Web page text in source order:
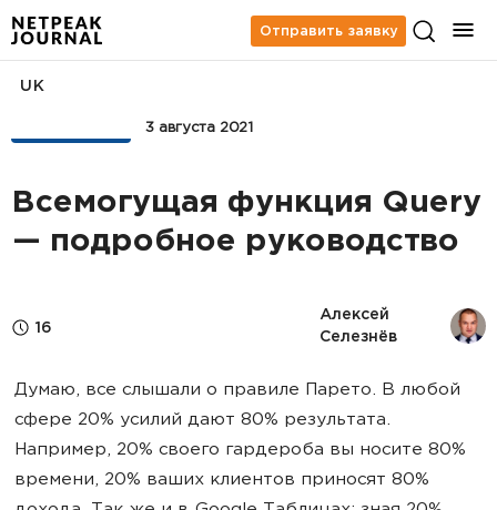
Отправить заявку
3 августа 2021
UK
Всемогущая функция Query
— подробное руководство
16
Алексей
Селезнёв
Думаю, все слышали о правиле Парето. В любой
сфере 20% усилий дают 80% результата.
Например, 20% своего гардероба вы носите 80%
времени, 20% ваших клиентов приносят 80%